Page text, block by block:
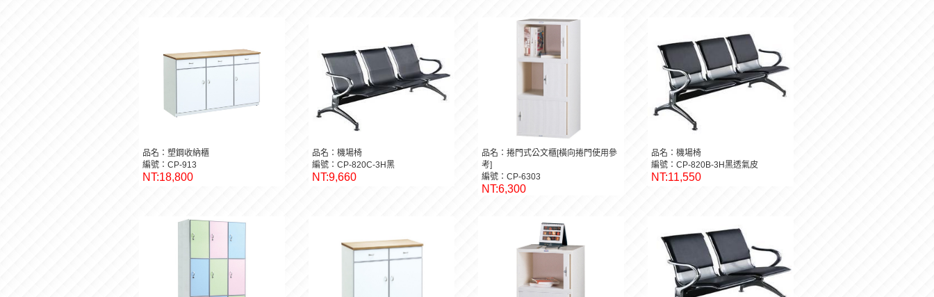
品名：塑鋼收納櫃
編號：CP-913
NT:18,800
品名：機場椅
編號：CP-820C-3H黑
NT:9,660
品名：捲門式公文櫃[橫向捲門使用參
考]
編號：CP-6303
NT:6,300
品名：機場椅
編號：CP-820B-3H黑透氣皮
NT:11,550